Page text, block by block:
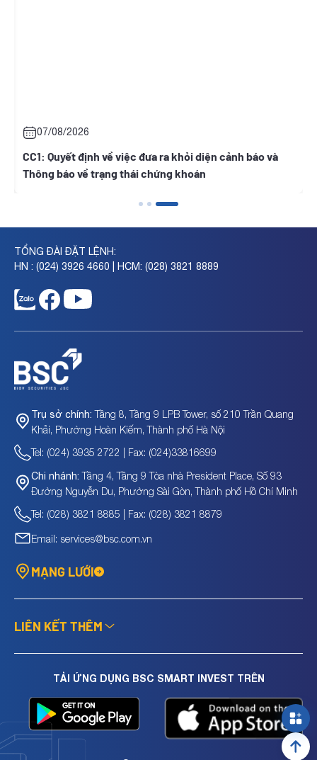
07/08/2026
CC1: Quyết định về việc đưa ra khỏi diện cảnh báo và
Thông báo về trạng thái chứng khoán
TỔNG ĐÀI ĐẶT LỆNH:
HN : (024) 3926 4660 | HCM: (028) 3821 8889
Trụ sở chính: Tầng 8, Tầng 9 LPB Tower, số 210 Trần Quang
Khải, Phường Hoàn Kiếm, Thành phố Hà Nội
Tel: (024) 3935 2722 | Fax: (024)33816699
Chi nhánh: Tầng 4, Tầng 9 Tòa nhà President Place, Số 93
Đường Nguyễn Du, Phường Sài Gòn, Thành phố Hồ Chí Minh
Tel: (028) 3821 8885 | Fax: (028) 3821 8879
Email: services@bsc.com.vn
MẠNG LƯỚI
LIÊN KẾT THÊM
TẢI ỨNG DỤNG BSC SMART INVEST TRÊN